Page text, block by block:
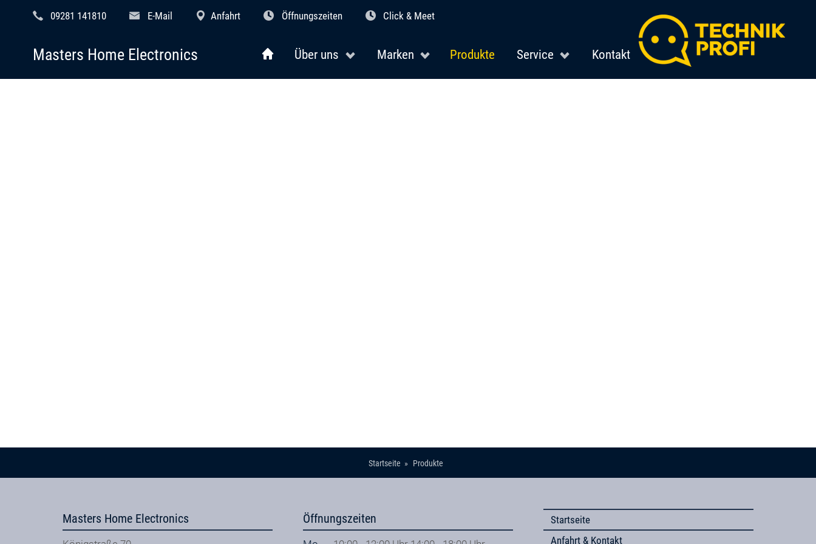
09281 141810 E-Mail Anfahrt Öffnungszeiten Click & Meet
Über uns Marken Produkte Service Kontakt
Masters Home Electronics
Startseite Produkte
Masters Home Electronics Öffnungszeiten
Startseite
Anfahrt & Kontakt